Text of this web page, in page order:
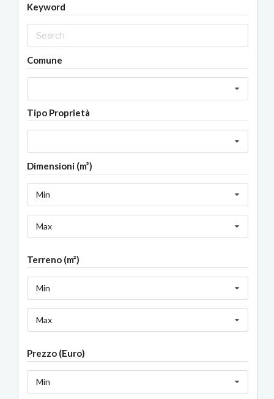
Keyword
Comune
Tipo Proprietà
Dimensioni (m²)
Min
Max
Terreno (m²)
Min
Max
Prezzo (Euro)
Min